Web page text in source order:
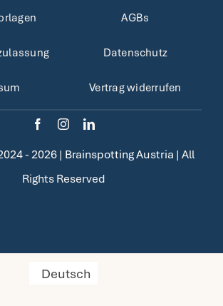
AGBs
Datenschutz
Vertrag widerrufen
- 2026 | Brainspotting Austria | All
Rights Reserved
Deutsch